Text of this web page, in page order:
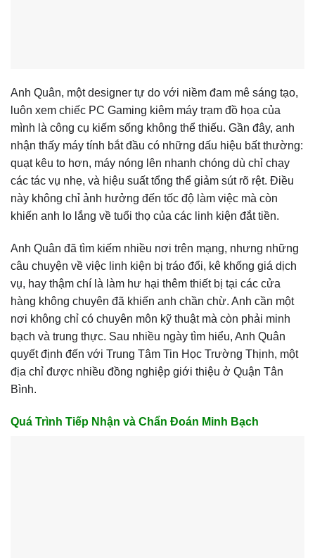
Anh Quân, một designer tự do với niềm đam mê sáng tạo,
luôn xem chiếc PC Gaming kiêm máy trạm đồ họa của
mình là công cụ kiếm sống không thể thiếu. Gần đây, anh
nhận thấy máy tính bắt đầu có những dấu hiệu bất thường:
quạt kêu to hơn, máy nóng lên nhanh chóng dù chỉ chạy
các tác vụ nhẹ, và hiệu suất tổng thể giảm sút rõ rệt. Điều
này không chỉ ảnh hưởng đến tốc độ làm việc mà còn
khiến anh lo lắng về tuổi thọ của các linh kiện đắt tiền.
Anh Quân đã tìm kiếm nhiều nơi trên mạng, nhưng những
câu chuyện về việc linh kiện bị tráo đổi, kê khống giá dịch
vụ, hay thậm chí là làm hư hại thêm thiết bị tại các cửa
hàng không chuyên đã khiến anh chần chừ. Anh cần một
nơi không chỉ có chuyên môn kỹ thuật mà còn phải minh
bạch và trung thực. Sau nhiều ngày tìm hiểu, Anh Quân
quyết định đến với Trung Tâm Tin Học Trường Thịnh, một
địa chỉ được nhiều đồng nghiệp giới thiệu ở Quận Tân
Bình.
Quá Trình Tiếp Nhận và Chẩn Đoán Minh Bạch